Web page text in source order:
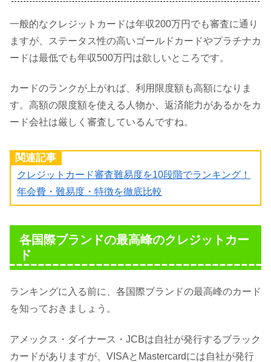
一般的なクレジットカードは年収200万円でも審査に通り
ますが、ステータス性の高いゴールドカードやプラチナカ
ードは最低でも年収500万円は欲しいところです。
カードのランクが上がれば、利用限度額も高額になりま
す。高額の限度額を使える人物か、返済能力があるかをカ
ード会社は厳しく審査しているんですね。
関連記事
クレジットカード審査難易度を10段階でランキング！
年会費・難易度・特徴を徹底比較
各国際ブランドの最高峰のクレジットカー
ド
ランキングに入る前に、各国際ブランドの最高峰のカード
を知っておきましょう。
アメックス・ダイナース・JCBは自社が発行するブラック
カードがありますが、VISAとMastercardには自社が発行